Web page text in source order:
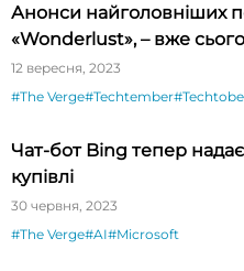
Анонси найголовніших подій
«Wonderlust», – вже
12 вересня, 2023
#The Verge#Techtember
Чат-бот Bing тепер
купівлі
30 червня, 2023
#The Verge#AI#Microsoft